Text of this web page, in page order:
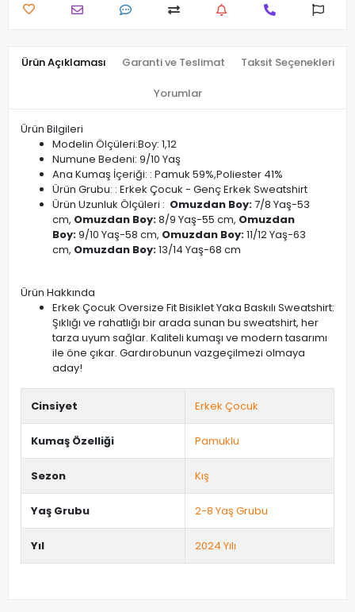
Ürün Açıklaması Garanti ve Teslimat Taksit Seçenekleri
Yorumlar
Ürün Bilgileri
Modelin Ölçüleri:Boy: 1,12
Numune Bedeni: 9/10 Yaş
Ana Kumaş İçeriği: : Pamuk 59%,Poliester 41%
Ürün Grubu: : Erkek Çocuk - Genç Erkek Sweatshirt
Ürün Uzunluk Ölçüleri : Omuzdan Boy:7/8 Yaş-53
cm, Omuzdan Boy:8/9 Yaş-55 cm, Omuzdan
Boy:9/10 Yaş-58 cm, Omuzdan Boy:11/12 Yaş-63
cm, Omuzdan Boy:13/14 Yaş-68 cm
Ürün Hakkında
Erkek Çocuk Oversize Fit Bisiklet Yaka Baskılı Sweatshirt:
Şıklığı ve rahatlığı bir arada sunan bu sweatshirt, her
tarza uyum sağlar. Kaliteli kumaşı ve modern tasarımı
ile öne çıkar. Gardırobunun vazgeçilmezi olmaya
aday!
Cinsiyet Erkek Çocuk
Kumaş Özelliği Pamuklu
Sezon Kış
Yaş Grubu 2-8 Yaş Grubu
Yıl 2024 Yılı